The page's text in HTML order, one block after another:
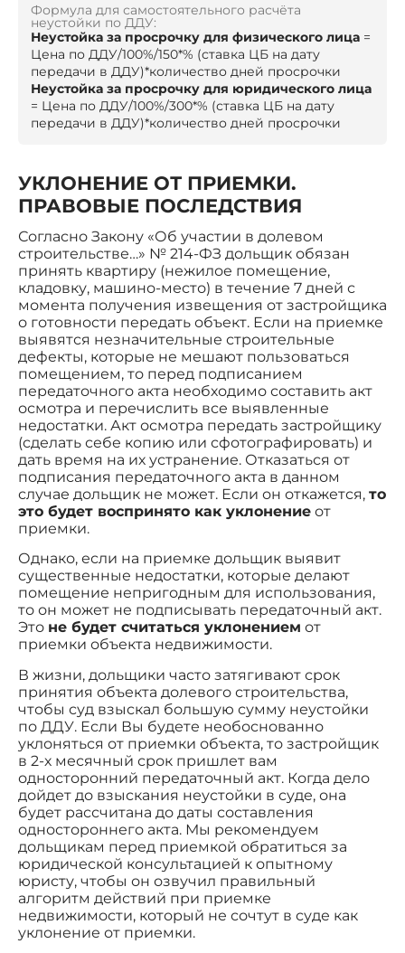
Формула для самостоятельного расчёта
неустойки по ДДУ:
Неустойка за просрочку для физического лица =
Цена по ДДУ/100%/150*% (ставка ЦБ на дату
передачи в ДДУ)*количество дней просрочки
Неустойка за просрочку для юридического лица
= Цена по ДДУ/100%/300*% (ставка ЦБ на дату
передачи в ДДУ)*количество дней просрочки
УКЛОНЕНИЕ ОТ ПРИЕМКИ.
ПРАВОВЫЕ ПОСЛЕДСТВИЯ
Согласно Закону «Об участии в долевом
строительстве…» № 214-ФЗ дольщик обязан
принять квартиру (нежилое помещение,
кладовку, машино-место) в течение 7 дней с
момента получения извещения от застройщика
о готовности передать объект. Если на приемке
выявятся незначительные строительные
дефекты, которые не мешают пользоваться
помещением, то перед подписанием
передаточного акта необходимо составить акт
осмотра и перечислить все выявленные
недостатки. Акт осмотра передать застройщику
(сделать себе копию или сфотографировать) и
дать время на их устранение. Отказаться от
подписания передаточного акта в данном
случае дольщик не может. Если он откажется, то
это будет воспринято как уклонение от
приемки.
Однако, если на приемке дольщик выявит
существенные недостатки, которые делают
помещение непригодным для использования,
то он может не подписывать передаточный акт.
Это не будет считаться уклонением от
приемки объекта недвижимости.
В жизни, дольщики часто затягивают срок
принятия объекта долевого строительства,
чтобы суд взыскал большую сумму неустойки
по ДДУ. Если Вы будете необоснованно
уклоняться от приемки объекта, то застройщик
в 2-х месячный срок пришлет вам
односторонний передаточный акт. Когда дело
дойдет до взыскания неустойки в суде, она
будет рассчитана до даты составления
одностороннего акта. Мы рекомендуем
дольщикам перед приемкой обратиться за
юридической консультацией к опытному
юристу, чтобы он озвучил правильный
алгоритм действий при приемке
недвижимости, который не сочтут в суде как
уклонение от приемки.